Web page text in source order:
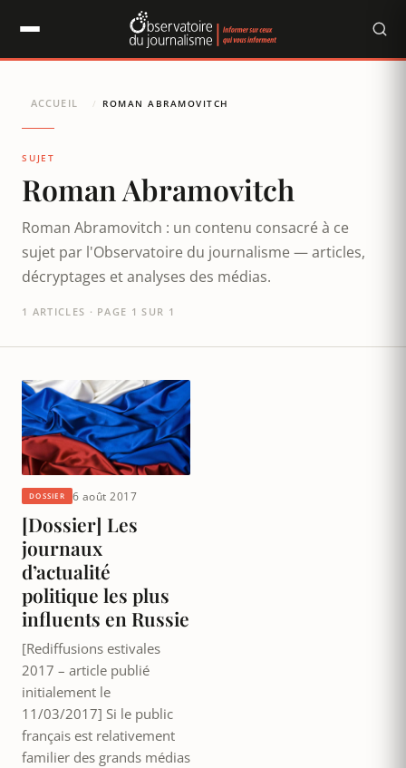
ACCUEIL / ROMAN ABRAMOVITCH
SUJET
Roman Abramovitch
Roman Abramovitch : un contenu consacré à ce
sujet par l'Observatoire du journalisme — articles,
décryptages et analyses des médias.
1 ARTICLES · PAGE 1 SUR 1
DOSSIER 6 août 2017
[Dossier] Les
journaux
d’actualité
politique les plus
influents en Russie
[Rediffusions estivales
2017 – article publié
initialement le
11/03/2017] Si le public
français est relativement
familier des grands médias
Panneau de gestion des cookies